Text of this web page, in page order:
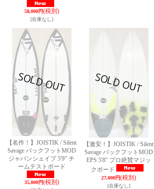
58,000円(税別)
[在庫なし]
【名作！】JOISTIK / Silent
Savage バックフットMOD
ジャパンシェイプ 5'9" チ
ームテストボード
35,000円(税別)
【激安！】JOISTIK / Silent
Savage バックフットMOD
EPS 5'8" プロ絶賛マジッ
クボード
27,000円(税別)
[在庫なし]